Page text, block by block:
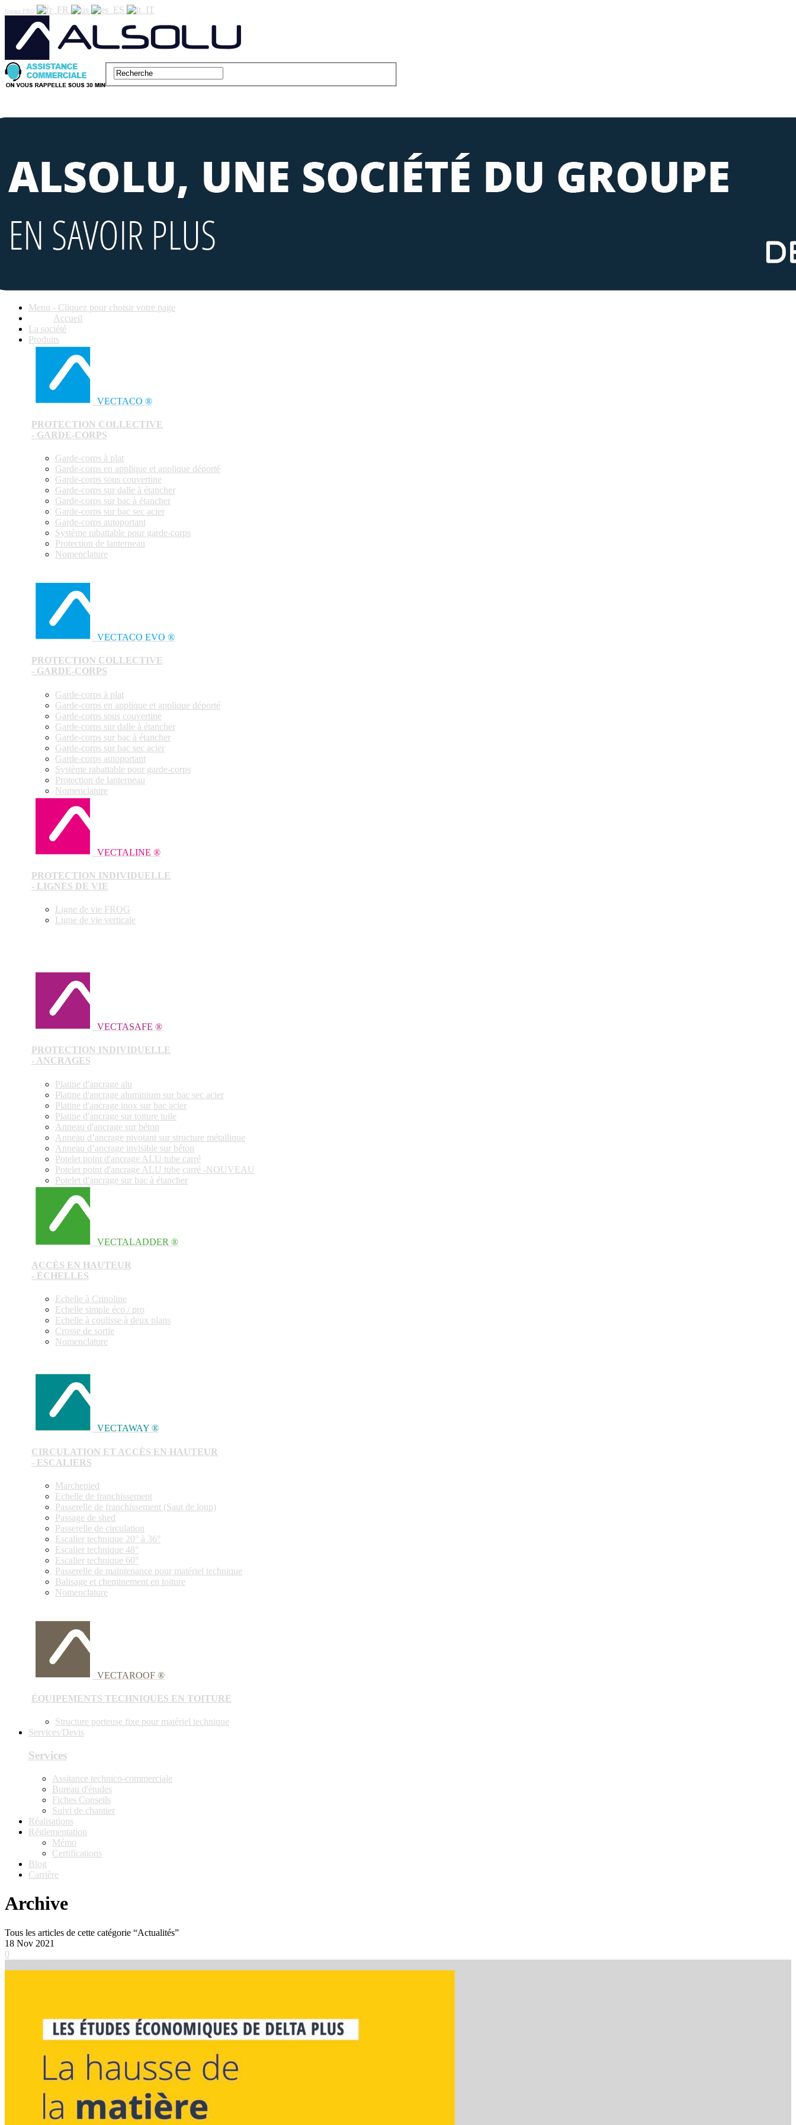
Espace PRO
Menu - Cliquez pour choisir votre page
Accueil
La société
Produits
VECTACO ®
PROTECTION COLLECTIVE
- GARDE-CORPS
Garde-corps à plat
Garde-corps en applique et applique déporté
Garde-corps sous couvertine
Garde-corps sur dalle à étancher
Garde-corps sur bac à étancher
Garde-corps sur bac sec acier
Garde-corps autoportant
Système rabattable pour garde-corps
Protection de lanterneau
Nomenclature
VECTACO EVO ®
PROTECTION COLLECTIVE
- GARDE-CORPS
Garde-corps à plat
Garde-corps en applique et applique déporté
Garde-corps sous couvertine
Garde-corps sur dalle à étancher
Garde-corps sur bac à étancher
Garde-corps sur bac sec acier
Garde-corps autoportant
Système rabattable pour garde-corps
Protection de lanterneau
Nomenclature
VECTALINE ®
PROTECTION INDIVIDUELLE
- LIGNES DE VIE
Ligne de vie FROG
Ligne de vie verticale
VECTASAFE ®
PROTECTION INDIVIDUELLE
- ANCRAGES
Platine d'ancrage alu
Platine d'ancrage aluminium sur bac sec acier
Platine d'ancrage inox sur bac acier
Platine d'ancrage sur toiture tuile
Anneau d'ancrage sur béton
Anneau d’ancrage pivotant sur structure métallique
Anneau d’ancrage invisible sur béton
Potelet point d'ancrage ALU tube carré
Potelet point d'ancrage ALU tube carré -NOUVEAU
Potelet d'ancrage sur bac à étancher
VECTALADDER ®
ACCÈS EN HAUTEUR
- ÉCHELLES
Echelle à Crinoline
Echelle simple éco / pro
Echelle à coulisse à deux plans
Crosse de sortie
Nomenclature
VECTAWAY ®
CIRCULATION ET ACCÈS EN HAUTEUR
- ESCALIERS
Marchepied
Echelle de franchissement
Passerelle de franchissement (Saut de loup)
Passage de shed
Passerelle de circulation
Escalier technique 20° à 36°
Escalier technique 48°
Escalier technique 60°
Passerelle de maintenance pour matériel technique
Balisage et cheminement en toiture
Nomenclature
VECTAROOF ®
ÉQUIPEMENTS TECHNIQUES EN TOITURE
Structure porteuse fixe pour matériel technique
Services/Devis
Services
Assitance technico-commerciale
Bureau d'études
Fiches Conseils
Suivi de chantier
Réalisations
Réglementation
Mémo
Certifications
Blog
Carrière
Archive
Tous les articles de cette catégorie “Actualités”
18 Nov 2021
0